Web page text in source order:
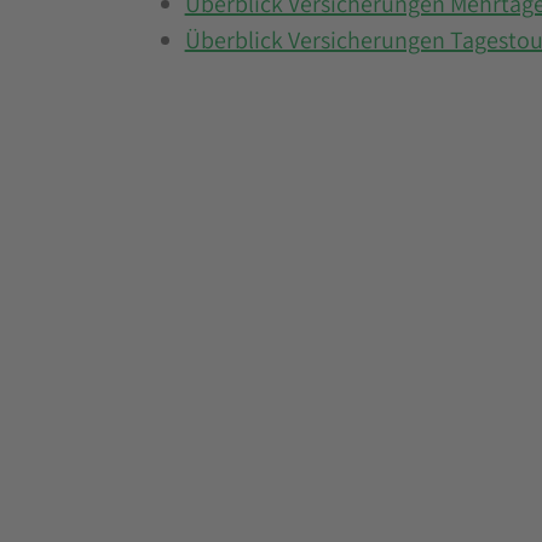
Überblick Versicherungen